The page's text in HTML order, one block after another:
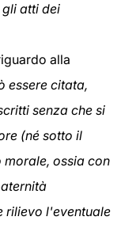
atti dei
alla
essere citata,
senza che si
(né sotto il
ossia con
rilievo l'eventuale